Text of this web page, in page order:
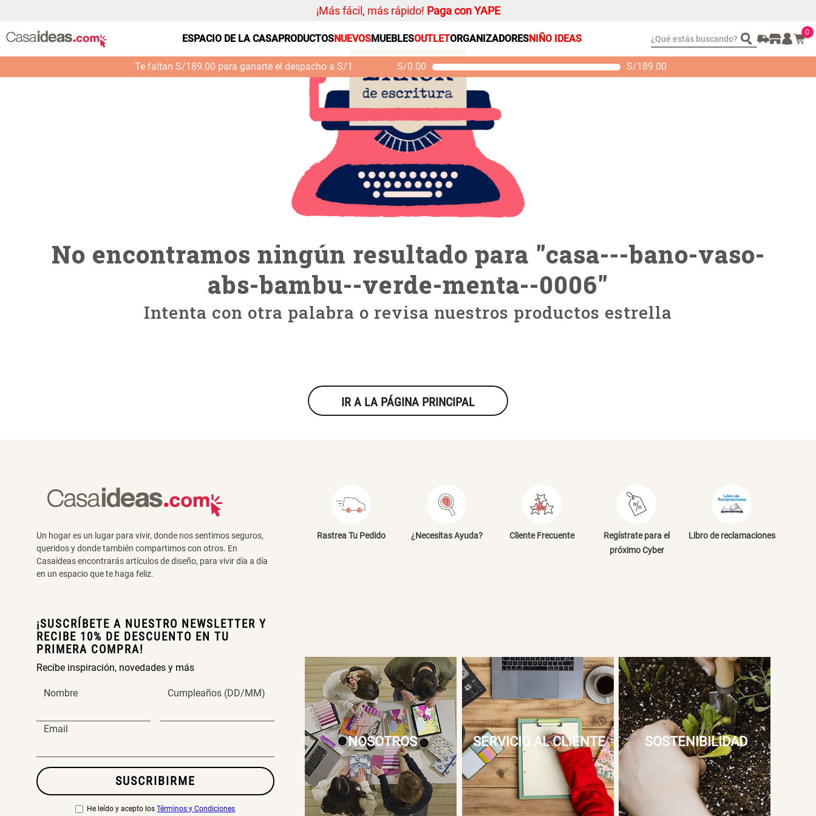
¡Más fácil, más rápido! Paga con YAPE
ESPACIO DE LA CASAPRODUCTOSNUEVOSMUEBLESOUTLETORGANIZADORESNIÑO IDEAS ¿Qué estás buscando? 0
Te faltan S/189.00 para ganarte el despacho a S/1 S/0.00 S/189.00
No encontramos ningún resultado para "casa---bano-vaso-
abs-bambu--verde-menta--0006"
Intenta con otra palabra o revisa nuestros productos estrella
IR A LA PÁGINA PRINCIPAL
Un hogar es un lugar para vivir, donde nos sentimos seguros,
queridos y donde también compartimos con otros. En
Casaideas encontrarás artículos de diseño, para vivir día a día
en un espacio que te haga feliz.
¡SUSCRÍBETE A NUESTRO NEWSLETTER Y
RECIBE 10% DE DESCUENTO EN TU
PRIMERA COMPRA!
Recibe inspiración, novedades y más
Nombre Cumpleaños (DD/MM)
Email
SUSCRIBIRME
He leído y acepto los Términos y Condiciones
Rastrea Tu Pedido ¿Necesitas Ayuda? Cliente Frecuente
Regístrate para el
próximo Cyber
Libro de reclamaciones
NOSOTROS SERVICIO AL CLIENTE SOSTENIBILIDAD
Mueble MDF y Madera
Bambú Inodoro con
Puerta 65x28x171 cm
S/ 349.00S/ 261.00
Organizador
Cojin
Alfombra
Niños
Almohada
Mantel
Sabanas
Platos
Individuales